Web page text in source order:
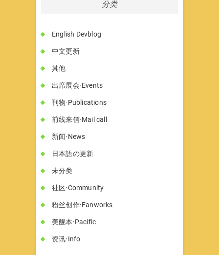
分类
English Devblog
中文更新
其他
出席展会·Events
刊物·Publications
前线来信·Mail call
新闻·News
日本語の更新
未分类
社区·Community
粉丝创作·Fanworks
美舰本·Pacific
资讯·Info